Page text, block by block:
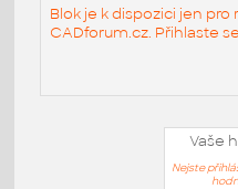
Blok je k dispozici jen
CADforum.cz. Přihlaste
Vaše
Nejste